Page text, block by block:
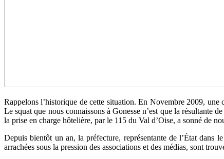
Rappelons l’historique de cette situation. En Novembre 2009, une
Le squat que nous connaissons à Gonesse n’est que la résultante
la prise en charge hôtelière, par le 115 du Val d’Oise, a sonné de
Depuis bientôt un an, la préfecture, représentante de l’État dans
arrachées sous la pression des associations et des médias, sont